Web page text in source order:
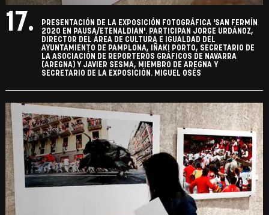
17.
PRESENTACIÓN DE LA EXPOSICIÓN FOTOGRÁFICA 'SAN FERMÍN
2020 EN PAUSA/ETENALDIAN'. PARTICIPAN JORGE URDÁNOZ,
DIRECTOR DEL ÁREA DE CULTURA E IGUALDAD DEL
AYUNTAMIENTO DE PAMPLONA, IÑAKI PORTO, SECRETARIO DE
LA ASOCIACIÓN DE REPORTEROS GRÁFICOS DE NAVARRA
(AREGNA) Y JAVIER SESMA, MIEMBRO DE AREGNA Y
SECRETARIO DE LA EXPOSICIÓN. MIGUEL OSÉS